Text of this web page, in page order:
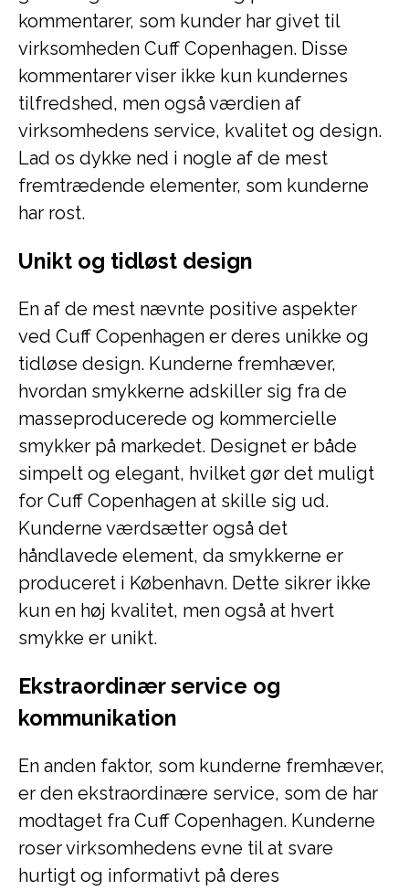
kommentarer, som kunder har givet til
virksomheden Cuff Copenhagen. Disse
kommentarer viser ikke kun kundernes
tilfredshed, men også værdien af
virksomhedens service, kvalitet og design.
Lad os dykke ned i nogle af de mest
fremtrædende elementer, som kunderne
har rost.
Unikt og tidløst design
En af de mest nævnte positive aspekter
ved Cuff Copenhagen er deres unikke og
tidløse design. Kunderne fremhæver,
hvordan smykkerne adskiller sig fra de
masseproducerede og kommercielle
smykker på markedet. Designet er både
simpelt og elegant, hvilket gør det muligt
for Cuff Copenhagen at skille sig ud.
Kunderne værdsætter også det
håndlavede element, da smykkerne er
produceret i København. Dette sikrer ikke
kun en høj kvalitet, men også at hvert
smykke er unikt.
Ekstraordinær service og
kommunikation
En anden faktor, som kunderne fremhæver,
er den ekstraordinære service, som de har
modtaget fra Cuff Copenhagen. Kunderne
roser virksomhedens evne til at svare
hurtigt og informativt på deres